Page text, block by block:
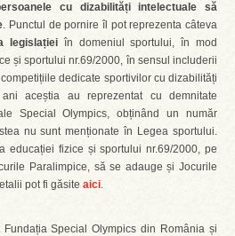
cu dizabilități intelectuale să
. Punctul de pornire îl pot reprezenta câteva
legislației în domeniul sportului, în mod
și sportului nr.69/2000, în sensul includerii
dedicate sportivilor cu dizabilități
aceștia au reprezentat cu demnitate
Special Olympics, obținând un număr
nu sunt menționate în Legea sportului.
educației fizice și sportului nr.69/2000, pe
Paralimpice, să se adauge și Jocurile
pot fi găsite aici.
Fundația Special Olympics din România și